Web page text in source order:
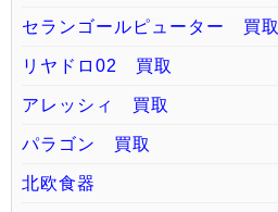
セランゴールピューター 買取
リヤドロ02 買取
アレッシィ 買取
パラゴン 買取
北欧食器